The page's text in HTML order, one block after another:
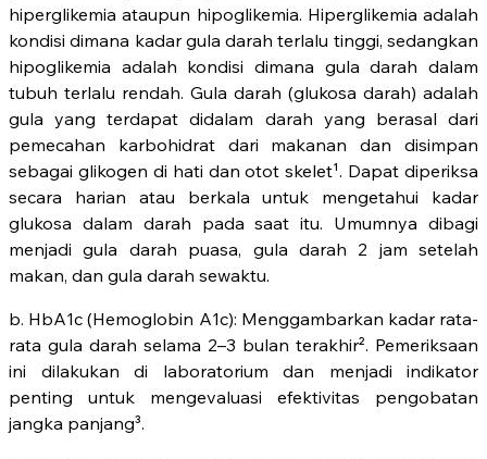
hiperglikemia ataupun hipoglikemia. Hiperglikemia adalah
kondisi dimana kadar gula darah terlalu tinggi, sedangkan
hipoglikemia adalah kondisi dimana gula darah dalam
tubuh terlalu rendah. Gula darah (glukosa darah) adalah
gula yang terdapat didalam darah yang berasal dari
pemecahan karbohidrat dari makanan dan disimpan
sebagai glikogen di hati dan otot skelet¹. Dapat diperiksa
secara harian atau berkala untuk mengetahui kadar
glukosa dalam darah pada saat itu. Umumnya dibagi
menjadi gula darah puasa, gula darah 2 jam setelah
makan, dan gula darah sewaktu.
b. HbA1c (Hemoglobin A1c): Menggambarkan kadar rata-
rata gula darah selama 2–3 bulan terakhir². Pemeriksaan
ini dilakukan di laboratorium dan menjadi indikator
penting untuk mengevaluasi efektivitas pengobatan
jangka panjang³.